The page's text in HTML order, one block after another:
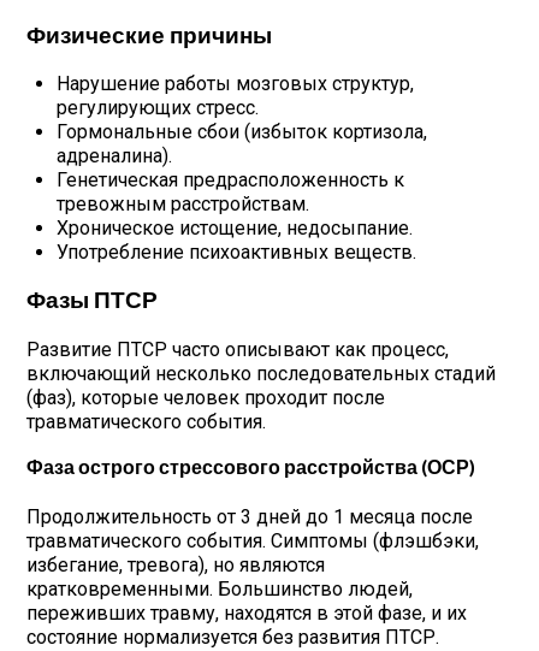
Физические причины
Нарушение работы мозговых структур,
регулирующих стресс.
Гормональные сбои (избыток кортизола,
адреналина).
Генетическая предрасположенность к
тревожным расстройствам.
Хроническое истощение, недосыпание.
Употребление психоактивных веществ.
Фазы ПТСР
Развитие ПТСР часто описывают как процесс,
включающий несколько последовательных стадий
(фаз), которые человек проходит после
травматического события.
Фаза острого стрессового расстройства (ОСР)
Продолжительность от 3 дней до 1 месяца после
травматического события. Симптомы (флэшбэки,
избегание, тревога), но являются
кратковременными. Большинство людей,
переживших травму, находятся в этой фазе, и их
состояние нормализуется без развития ПТСР.